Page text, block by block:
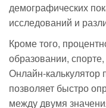
демографических
исследований и
Кроме того,
образовании,
Онлайн-калькулятор
позволяет быстро
между двумя